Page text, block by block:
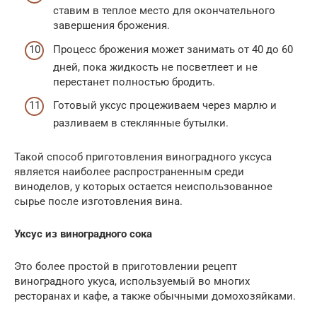
ставим в теплое место для окончательного
завершения брожения.
Процесс брожения может занимать от 40 до 60
дней, пока жидкость не посветлеет и не
перестанет полностью бродить.
Готовый уксус процеживаем через марлю и
разливаем в стеклянные бутылки.
Такой способ приготовления виноградного уксуса
является наиболее распространенным среди
виноделов, у которых остается неиспользованное
сырье после изготовления вина.
Уксус из виноградного сока
Это более простой в приготовлении рецепт
виноградного укуса, используемый во многих
ресторанах и кафе, а также обычными домохозяйками.